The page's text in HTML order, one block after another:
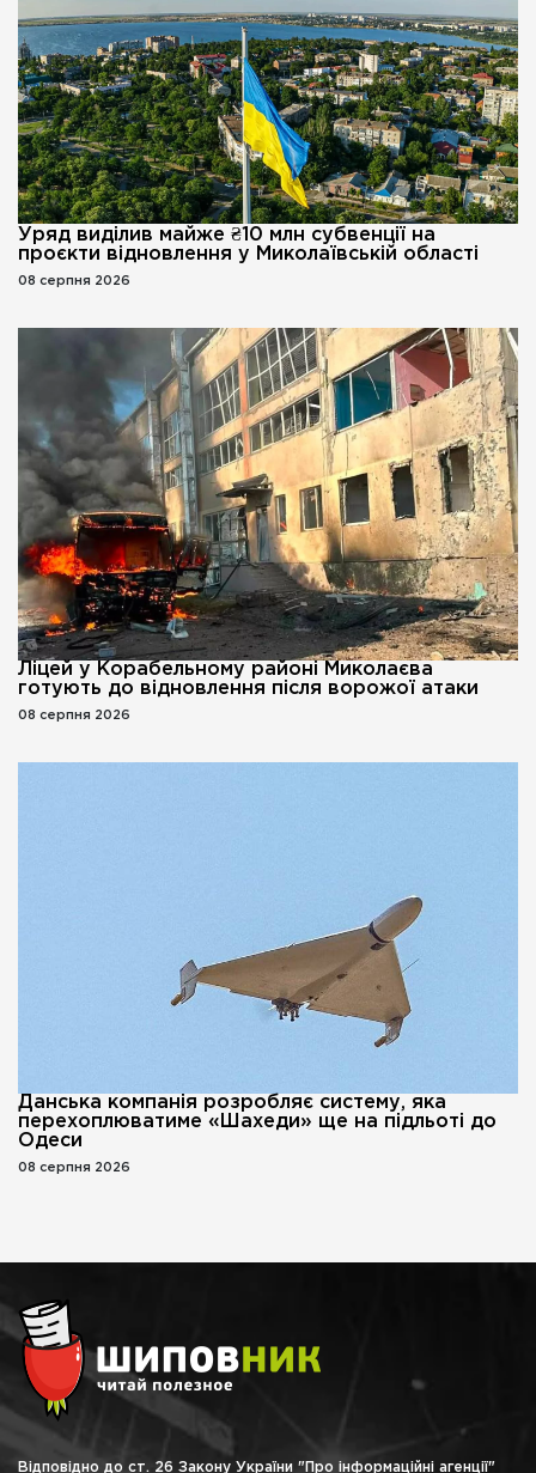
Уряд виділив майже ₴10 млн субвенції на
проєкти відновлення у Миколаївській області
08 серпня 2026
Ліцей у Корабельному районі Миколаєва
готують до відновлення після ворожої атаки
08 серпня 2026
Данська компанія розробляє систему, яка
перехоплюватиме «Шахеди» ще на підльоті до
Одеси
08 серпня 2026
Відповідно до ст. 26 Закону України "Про інформаційні агенції"